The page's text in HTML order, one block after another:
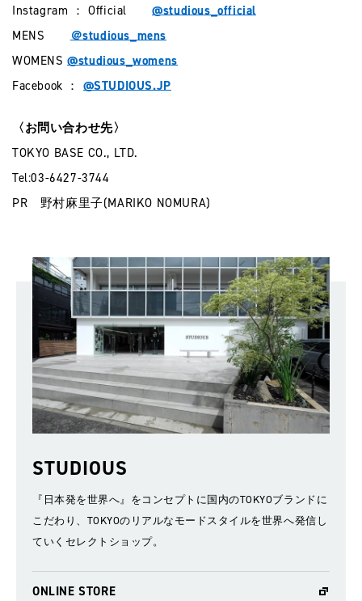
Instagram ： Official@studious_official
MENS
＠studious_mens
WOMENS@studious_womens
Facebook ： @STUDIOUS.JP
〈お問い合わせ先〉
TOKYO BASE CO., LTD.
Tel:03-6427-3744
PR 野村麻里子(MARIKO NOMURA)
STUDIOUS
『日本発を世界へ』をコンセプトに国内のTOKYOブランドに
こだわり、TOKYOのリアルなモードスタイルを世界へ発信し
ていくセレクトショップ。
ONLINE STORE